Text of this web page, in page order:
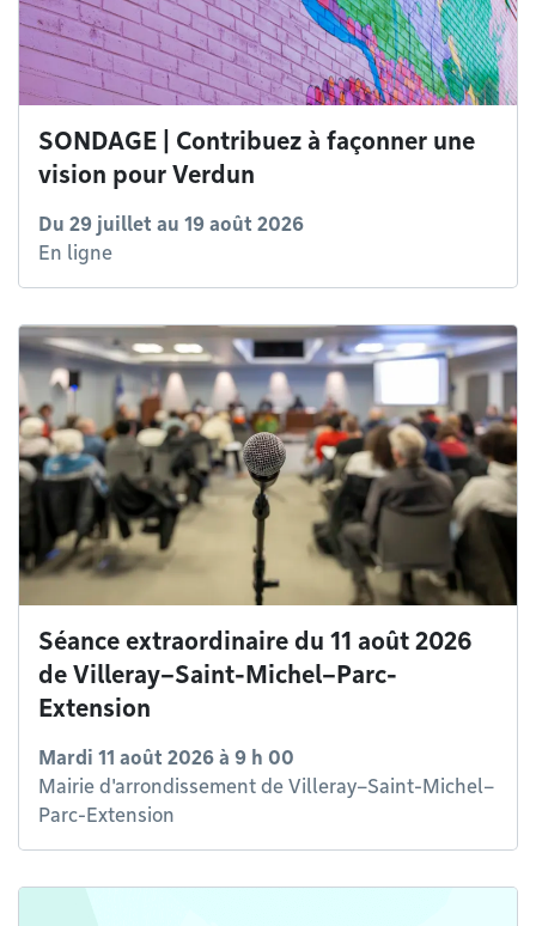
SONDAGE | Contribuez à façonner une
vision pour Verdun
Du 29 juillet au 19 août 2026
En ligne
Séance extraordinaire du 11 août 2026
de Villeray–Saint-Michel–Parc-
Extension
Mardi 11 août 2026 à 9 h 00
Mairie d'arrondissement de Villeray–Saint-Michel–
Parc-Extension